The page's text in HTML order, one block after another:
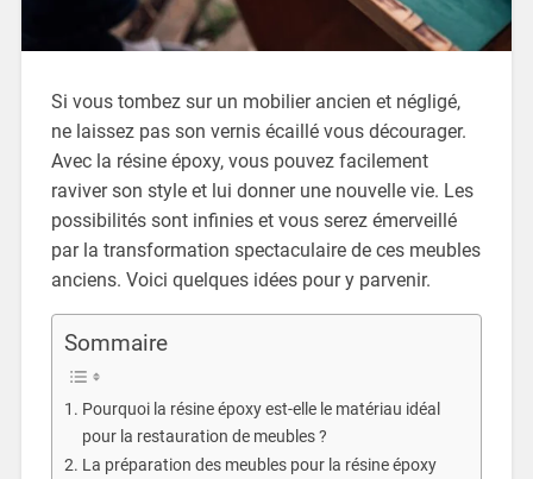
Si vous tombez sur un mobilier ancien et négligé,
ne laissez pas son vernis écaillé vous décourager.
Avec la résine époxy, vous pouvez facilement
raviver son style et lui donner une nouvelle vie. Les
possibilités sont infinies et vous serez émerveillé
par la transformation spectaculaire de ces meubles
anciens. Voici quelques idées pour y parvenir.
Sommaire
Pourquoi la résine époxy est-elle le matériau idéal
pour la restauration de meubles ?
La préparation des meubles pour la résine époxy